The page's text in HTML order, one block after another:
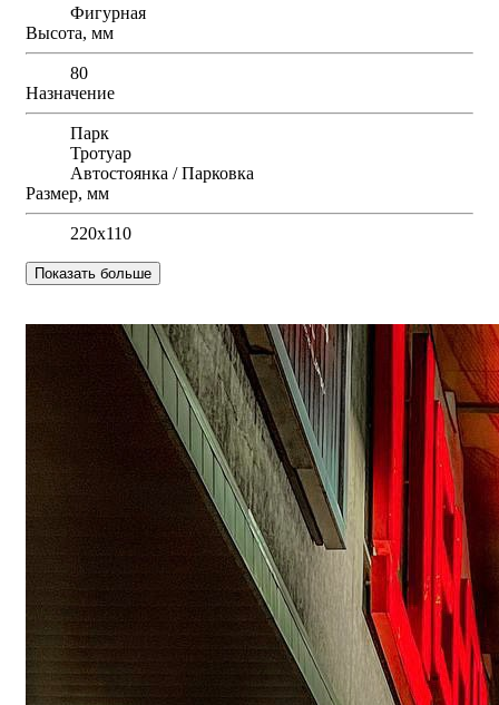
Фигурная
Высота, мм
80
Назначение
Парк
Тротуар
Автостоянка / Парковка
Размер, мм
220х110
Показать больше